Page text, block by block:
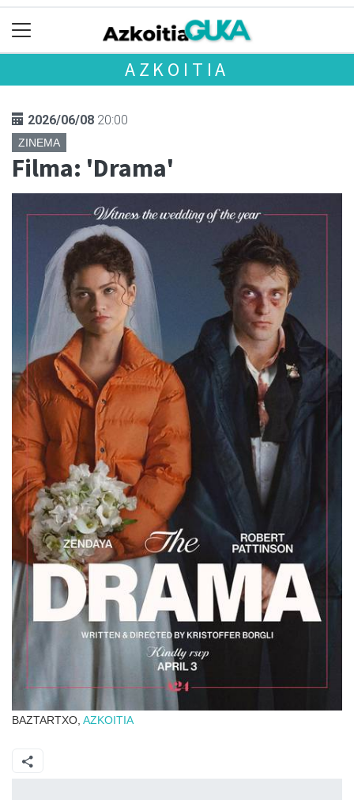
AZKOITIA
2026/06/08 20:00
ZINEMA
Filma: 'Drama'
BAZTARTXO, AZKOITIA